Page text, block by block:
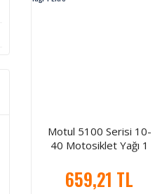
Motul 5100 Serisi 10-
40 Motosiklet Yağı 1
659,21 TL